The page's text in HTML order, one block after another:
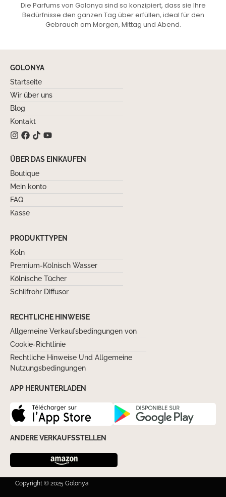
Die Parfums von Golonya sind so konzipiert, dass sie Ihre
Bedürfnisse den ganzen Tag über erfüllen, ideal für den
Gebrauch am Morgen, Mittag und Abend.
GOLONYA
Startseite
Wir über uns
Blog
Kontakt
ÜBER DAS EINKAUFEN
Boutique
Mein konto
FAQ
Kasse
PRODUKTTYPEN
Köln
Premium-Kölnisch Wasser
Kölnische Tücher
Schilfrohr Diffusor
RECHTLICHE HINWEISE
Allgemeine Verkaufsbedingungen von
Cookie-Richtlinie
Rechtliche Hinweise Und Allgemeine
Nutzungsbedingungen
APP HERUNTERLADEN
ANDERE VERKAUFSSTELLEN
Copyright © 2025 Golonya